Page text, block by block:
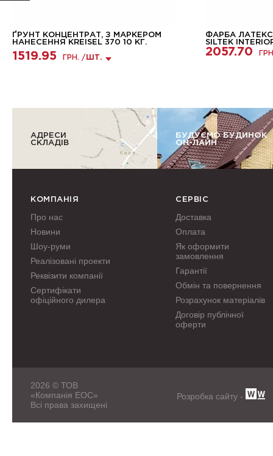
ҐРУНТ КОНЦЕНТРАТ, З МАРКЕРОМ
НАНЕСЕННЯ KREISEL 370 10 КГ.
1519.95 ГРН. / ШТ.
ФАРБА
SILTEK
2057.70
АДРЕСИ
СКЛАДІВ
БУДУЄМО БУДИНОК
ОН-ЛАЙН
КОМПАНІЯ
Про нас
Новини
Шоу-руми
Реалізовані проекти
Реквізити компанії
Сертифікати
офіційного дилера
СЕРВІС
Доставка
Оплата
Як оформити
замовлення
Гарантії
Обмін та повернення
Розрахунок матеріалів
Договір публічної
оферти
2026 © ТОВ
«Компанія ЕОС»
Всі права захищені
Розробка сайту -